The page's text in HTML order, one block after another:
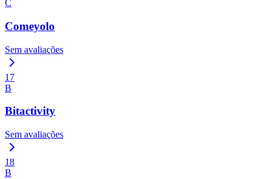
C
Comeyolo
Sem avaliações
17
B
Bitactivity
Sem avaliações
18
B